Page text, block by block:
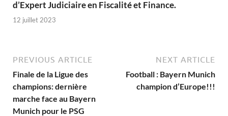
d’Expert Judiciaire en Fiscalité et Finance.
12 juillet 2023
PREVIOUS ARTICLE
Finale de la Ligue des
champions: dernière
marche face au Bayern
Munich pour le PSG
NEXT ARTICLE
Football : Bayern Munich
champion d’Europe!!!